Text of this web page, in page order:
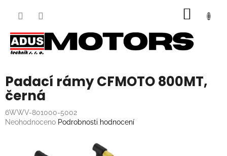
Padací rámy CFMOTO 800MT,
černá
6WWV-801000-5002
Průměrné
Neohodnoceno Podrobnosti hodnocení